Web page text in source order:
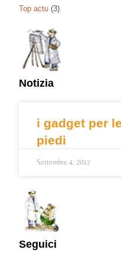
Top actu (3)
Notizia
i gadget per
piedi
Settembre 4, 2017
Seguici